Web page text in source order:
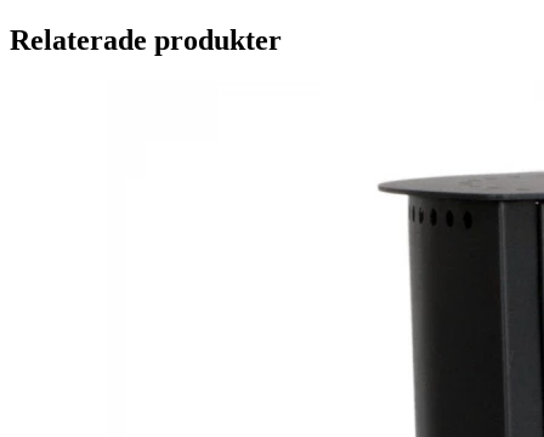
Relaterade produkter